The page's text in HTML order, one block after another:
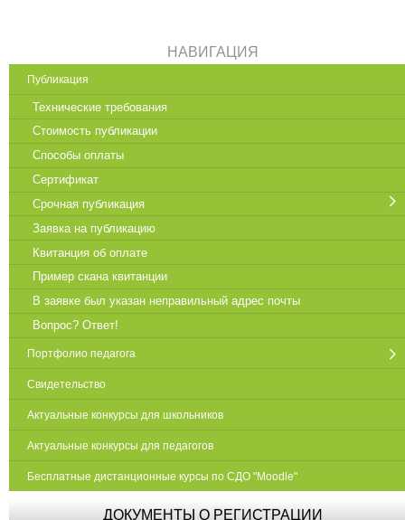
НАВИГАЦИЯ
Публикация
Технические требования
Стоимость публикации
Способы оплаты
Сертификат
Срочная публикация
Заявка на публикацию
Квитанция об оплате
Пример скана квитанции
В заявке был указан неправильный адрес почты
Вопрос? Ответ!
Портфолио педагога
Свидетельство
Актуальные конкурсы для школьников
Актуальные конкурсы для педагогов
Бесплатные дистанционные курсы по СДО "Moodle"
ДОКУМЕНТЫ О РЕГИСТРАЦИИ